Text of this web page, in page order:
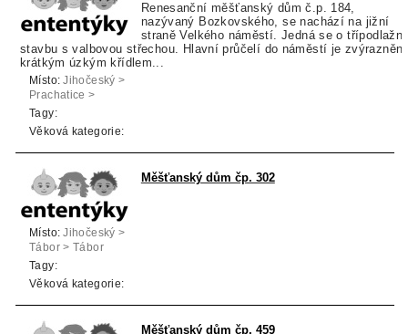
Renesanční měšťanský dům č.p. 184,
nazývaný Bozkovského, se nachází na jižní
straně Velkého náměstí. Jedná se o třípodlažní
stavbu s valbovou střechou. Hlavní průčelí do náměstí je
krátkým úzkým křídlem...
Místo: Jihočeský >
Prachatice >
Prachatice
Tagy:
Věková kategorie:
Měšťanský dům čp. 302
Místo: Jihočeský >
Tábor > Tábor
Tagy:
Věková kategorie:
Měšťanský dům čp. 459